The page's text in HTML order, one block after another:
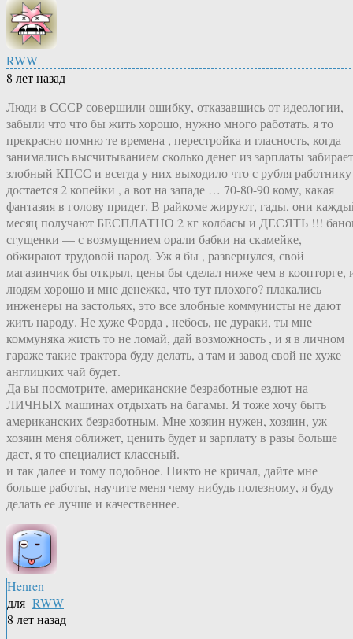
RWW
8 лет назад
Люди в СССР совершили ошибку, отказавшись от идеологии,
забыли что что бы жить хорошо, нужно много работать. я то
прекрасно помню те времена , перестройка и гласность, когда
занимались высчитыванием сколько денег из зарплаты забирает
злобный КПСС и всегда у них выходило что с рубля работнику
достается 2 копейки , а вот на западе … 70-80-90 кому, какая
фантазия в голову придет. В райкоме жируют, гады, они
месяц получают БЕСПЛАТНО 2 кг колбасы и ДЕСЯТЬ !!!
сгущенки — с возмущением орали бабки на скамейке,
обжирают трудовой народ. Уж я бы , развернулся, свой
магазинчик бы открыл, цены бы сделал ниже чем в коопторге,
людям хорошо и мне денежка, что тут плохого? плакались
инженеры на застольях, это все злобные коммунисты не дают
жить народу. Не хуже Форда , небось, не дураки, ты мне
коммуняка жисть то не ломай, дай возможность , и я в личном
гараже такие трактора буду делать, а там и завод свой не хуже
англицких чай будет.
Да вы посмотрите, американские безработные ездют на
ЛИЧНЫХ машинах отдыхать на багамы. Я тоже хочу быть
американских безработным. Мне хозяин нужен, хозяин, уж
хозяин меня оближет, ценить будет и зарплату в разы больше
даст, я то специалист классный.
и так далее и тому подобное. Никто не кричал, дайте мне
больше работы, научите меня чему нибудь полезному, я буду
делать ее лучше и качественнее.
Henren
для RWW
8 лет назад